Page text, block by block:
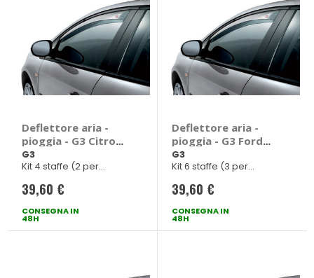
Deflettore aria -
pioggia - G3 Citroen
Berlingo, Opel
Combo, Peugeot
Rifter
G3
Kit 4 staffe (2 per
39,60 €
CONSEGNA IN
48H
Deflettore aria -
pioggia - G3 Ford
Focus
G3
Kit 6 staffe (3 per
39,60 €
CONSEGNA IN
48H